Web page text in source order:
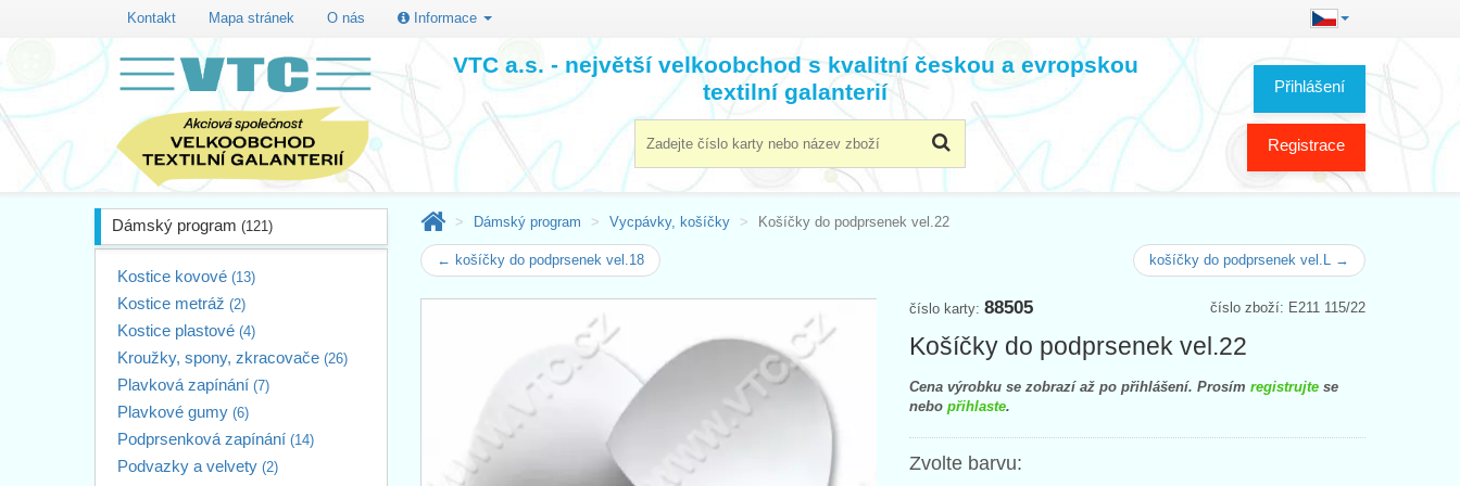
Kontakt Mapa stránek O nás Informace
Přihlášení
Registrace
VTC a.s. - největší velkoobchod s kvalitní českou a evropskou
textilní galanterií
Dámský program (121)
Kostice kovové (13)
Kostice metráž (2)
Kostice plastové (4)
Kroužky, spony, zkracovače (26)
Plavková zapínání (7)
Plavkové gumy (6)
Podprsenková zapínání (14)
Podvazky a velvety (2)
Dámský program Vycpávky, košíčky Košíčky do podprsenek vel.22
← košíčky do podprsenek vel.18 košíčky do podprsenek vel.L →
číslo zboží: E211 115/22
číslo karty: 88505
Košíčky do podprsenek vel.22
Cena výrobku se zobrazí až po přihlášení. Prosím registrujte se
nebo přihlaste.
Zvolte barvu: